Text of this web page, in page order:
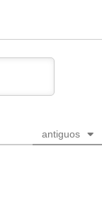
antiguos